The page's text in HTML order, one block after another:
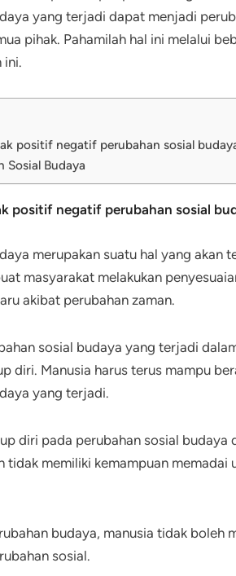
yang terjadi dapat menjadi
pihak. Pahamilah hal ini melalui
ini.
positif negatif perubahan sosial
Sosial Budaya
positif negatif perubahan sosial
merupakan suatu hal yang akan
masyarakat melakukan
akibat perubahan zaman.
sosial budaya yang terjadi
diri. Manusia harus terus mampu
yang terjadi.
diri pada perubahan sosial
tidak memiliki kemampuan
budaya, manusia tidak boleh
sosial.